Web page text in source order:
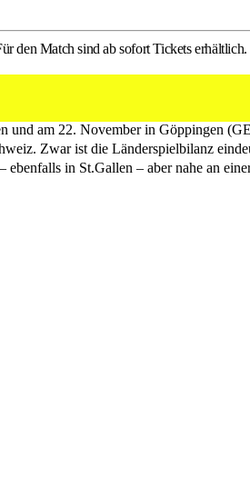
den Match sind ab sofort Tickets erhältlich.
und am 22. November in Göppingen
Zwar ist die Länderspielbilanz
in St.Gallen – aber nahe an